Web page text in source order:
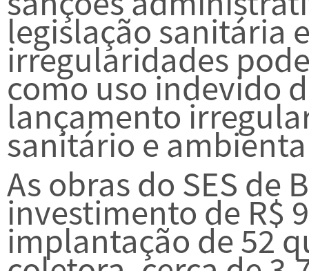
legislação sanitária
irregularidades
como uso indevido
lançamento
sanitário e
As obras do SES de
investimento de R$
implantação de 52